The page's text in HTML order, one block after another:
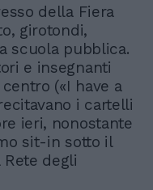
della Fiera
girotondi,
scuola pubblica.
e insegnanti
(«I have a
i cartelli
ieri, nonostante
sit-in sotto il
degli